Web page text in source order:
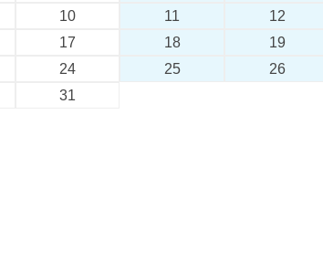
10 11
12
17 18
19
24 25
26
31